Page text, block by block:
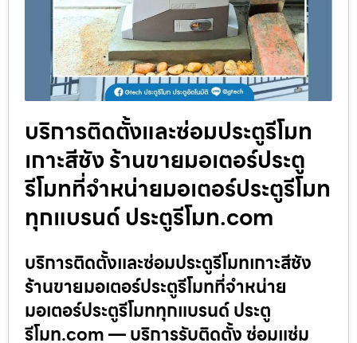
บริการติดตั้งและซ่อมประตูรีโมท
เกาะสีชัง ร้านขายมอเตอร์ประตู
รีโมทที่จำหน่ายมอเตอร์ประตูรีโมท
ทุกแบรนด์ ประตูรีโมท.com
บริการติดตั้งและซ่อมประตูรีโมทเกาะสีชัง
ร้านขายมอเตอร์ประตูรีโมทที่จำหน่าย
มอเตอร์ประตูรีโมททุกแบรนด์ ประตู
รีโมท.com — บริการรับติดตั้ง ซ่อมแซ่ม